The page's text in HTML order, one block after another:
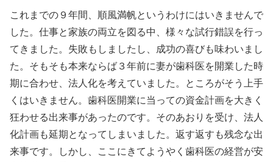
これまでの９年間、順風満帆というわけにはいきませんで
した。仕事と家族の両立を図る中、様々な試行錯誤を行っ
てきました。失敗もしましたし、成功の喜びも味わいまし
た。そもそも本来ならば３年前に妻が歯科医を開業した時
期に合わせ、法人化を考えていました。ところがそう上手
くはいきません。歯科医開業に当っての資金計画を大きく
狂わせる出来事があったのです。そのあおりを受け、法人
化計画も延期となってしまいました。返す返すも残念な出
来事です。しかし、ここにきてようやく歯科医の経営が安